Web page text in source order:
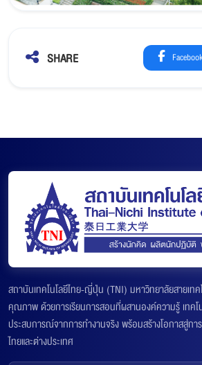
SHARE Facebook
สถาบันเทคโนโลยีไทย-ญี่ปุ่น (TNI) มหาวิทยาลัยสายเ
คุณภาพ ด้วยการเรียนการสอนที่ผสานองค์ความรู้ เทค
ประสบการณ์จากการทำงานจริง พร้อมสร้างโอกาสสู่กา
ไทยและต่างประเทศ